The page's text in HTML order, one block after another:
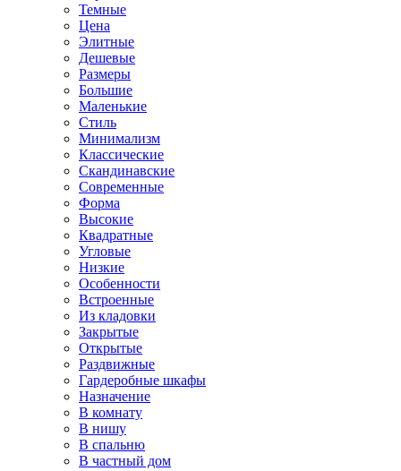
Темные
Цена
Элитные
Дешевые
Размеры
Большие
Маленькие
Стиль
Минимализм
Классические
Скандинавские
Современные
Форма
Высокие
Квадратные
Угловые
Низкие
Особенности
Встроенные
Из кладовки
Закрытые
Открытые
Раздвижные
Гардеробные шкафы
Назначение
В комнату
В нишу
В спальню
В частный дом